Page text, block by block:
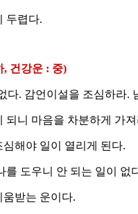
두렵다.
건강운 : 중)
다. 감언이설을 조심하라
되니 마음을 차분하게 가져
해야 일이 열리게 된다.
를 도우니 안 되는 일이 없
받는 운이다.